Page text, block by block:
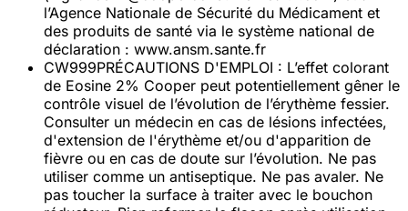
l’Agence Nationale de Sécurité du Médicament et
des produits de santé via le système national de
déclaration : www.ansm.sante.fr
CW999PRÉCAUTIONS D'EMPLOI : L’effet colorant
de Eosine 2% Cooper peut potentiellement gêner le
contrôle visuel de l’évolution de l’érythème fessier.
Consulter un médecin en cas de lésions infectées,
d'extension de l'érythème et/ou d'apparition de
fièvre ou en cas de doute sur l’évolution. Ne pas
utiliser comme un antiseptique. Ne pas avaler. Ne
pas toucher la surface à traiter avec le bouchon